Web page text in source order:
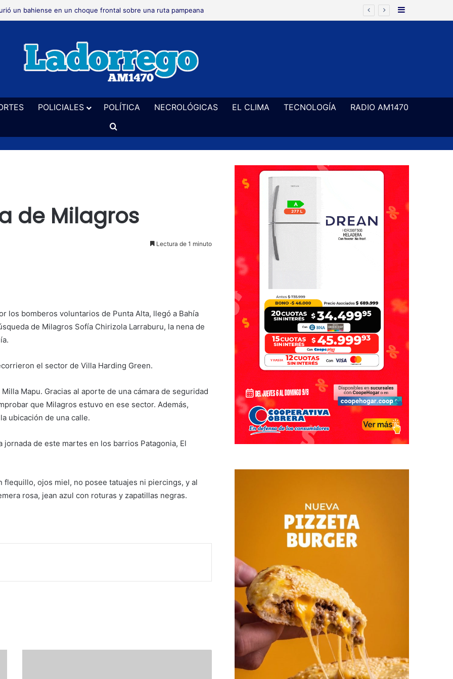
realizará este sábado en el vivero un taller de cerveza artesanal Barra Lateral
POLICIALES POLÍTICA NECROLÓGICAS EL CLIMA TECNOLOGÍA
RADIO AM1470
Buscar
de Milagros
Lectura de 1 minuto
los bomberos voluntarios de Punta Alta, llegó a Bahía
de Milagros Sofía Chirizola Larraburu, la nena de
el sector de Villa Harding Green.
Mapu. Gracias al aporte de una cámara de seguridad
que Milagros estuvo en ese sector. Además,
ubicación de una calle.
de este martes en los barrios Patagonia, El
ojos miel, no posee tatuajes ni piercings, y al
rosa, jean azul con roturas y zapatillas negras.